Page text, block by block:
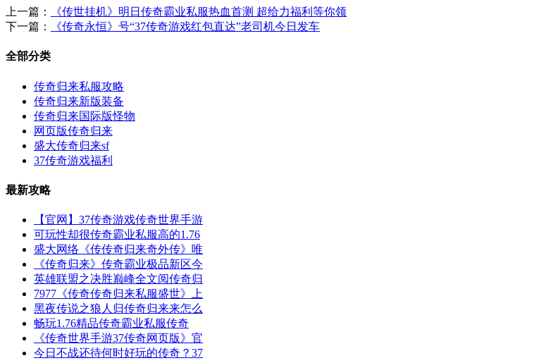
上一篇：
《传世挂机》明日传奇霸业私服热血首测 超给力福利等你领
下一篇：
《传奇永恒》号“37传奇游戏红包直达”老司机今日发车
全部分类
传奇归来私服攻略
传奇归来新版装备
传奇归来国际版怪物
网页版传奇归来
盛大传奇归来sf
37传奇游戏福利
最新攻略
【官网】37传奇游戏传奇世界手游
可玩性却很传奇霸业私服高的1.76
盛大网络《传传奇归来奇外传》唯
《传奇归来》传奇霸业极品新区今
英雄联盟之决胜巅峰全文阅传奇归
7977《传奇传奇归来私服盛世》上
黑夜传说之狼人归传奇归来来怎么
畅玩1.76精品传奇霸业私服传奇
《传奇世界手游37传奇网页版》官
今日不战还待何时好玩的传奇？37